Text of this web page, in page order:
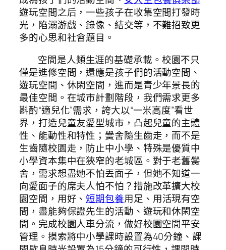
遊玩空間之后，一些孩子在收集空間打發時
光，陷溺游戲、錄像、結交等，不難招致更
多的心思和社會題目。
空間是人類生涯的基礎承載。校園不只
僅是進修空間，還應是孩子們的活動空間、
遊玩空間、休閑空間，進而是青少年景長的
最佳空間。在城市計劃階段，我們需求更多
斟酌“適兒化”需求，誇大以“一米高度”看世
界，打造兒童友愛型城市，凸起兒童的主體
性、能動性和特性；黌舍隨生齒走，而不是
生齒隨校園走，防止中小學、特殊是優質中
小學資本集中在狹窄的老城區。對于老舊黌
舍，需求想盡她不怕丟面子，但她不知道一
向愛面子的席夫人怕不怕？措施改革擴大校
園空間，用好、短期包養用足、用活現有空
間，盡能夠保證先生的活動、遊玩和休閑空
間。完成校園人車分流，做好校園空間平安
管理。摸索將中小學課時設置為40分鐘、課